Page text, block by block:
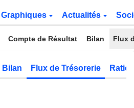
Graphiques Actualités
Compte de Résultat Bilan Flux
Bilan Flux de Trésorerie